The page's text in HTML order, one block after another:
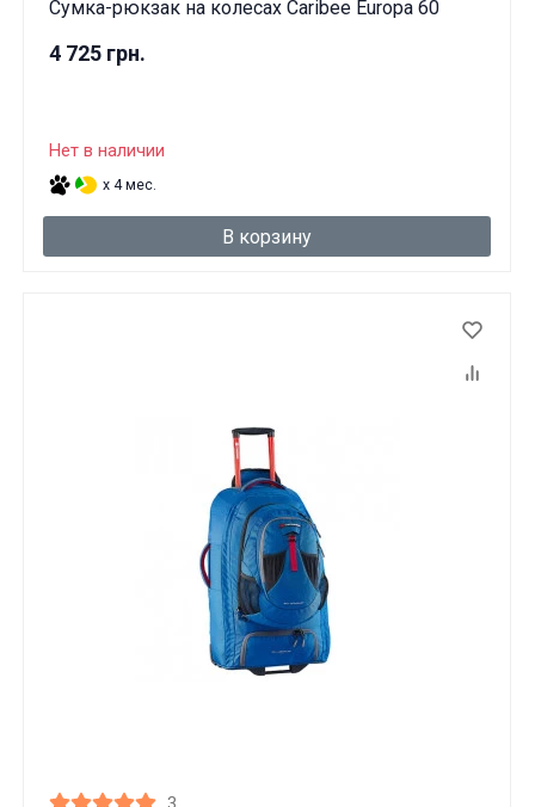
Сумка-рюкзак на колесах Caribee Europa 60
4 725 грн.
Нет в наличии
x 4 мес.
В корзину